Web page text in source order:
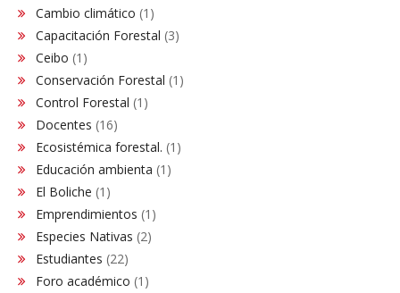
Cambio climático (1)
Capacitación Forestal (3)
Ceibo (1)
Conservación Forestal (1)
Control Forestal (1)
Docentes (16)
Ecosistémica forestal. (1)
Educación ambienta (1)
El Boliche (1)
Emprendimientos (1)
Especies Nativas (2)
Estudiantes (22)
Foro académico (1)